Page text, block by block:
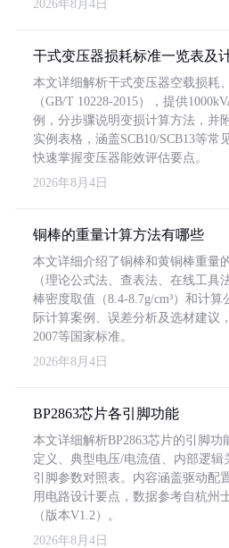
2026年8月4日
干式变压器损耗标准一览表及
本文详细解析干式变压器空载损耗
（GB/T 10228-2015），提供
例，分步骤说明变损计算方法，并
实例表格，涵盖SCB10/SCB13等常
快速掌握变压器能效评估要点。
2026年8月4日
铜棒的重量计算方法有哪些
本文详细介绍了铜棒和黄铜棒重量
（理论公式法、查表法、在线工具
棒密度取值（8.4-8.7g/cm³）和计
际计算案例、误差分析及选材建议
2007等国家标准。
2026年8月4日
BP2863芯片各引脚功能
本文详细解析BP2863芯片的引脚功
定义、典型电压/电流值、内部逻辑
引脚参数对照表。内容涵盖驱动配
用电路设计要点，数据参考自杭州
（版本V1.2）。
2026年8月4日